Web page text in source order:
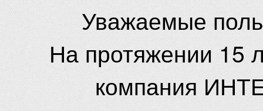
Уважаемые
На протяжении 15
компания